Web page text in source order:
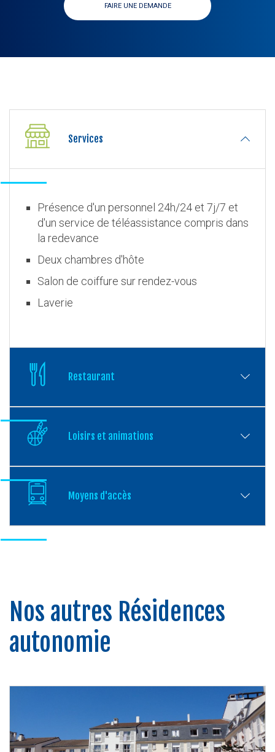
FAIRE UNE DEMANDE
Services
Présence d'un personnel 24h/24 et 7j/7 et
d'un service de téléassistance compris dans
la redevance
Deux chambres d'hôte
Salon de coiffure sur rendez-vous
Laverie
Restaurant
Loisirs et animations
Moyens d'accès
Nos autres Résidences
autonomie